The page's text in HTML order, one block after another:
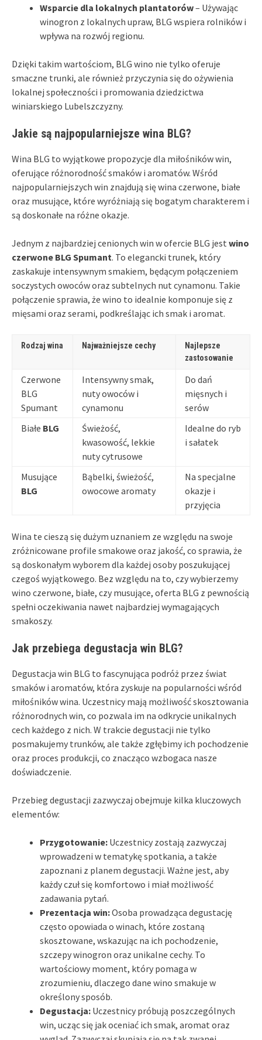
Wsparcie dla lokalnych plantatorów– Używając
winogron z lokalnych upraw, BLG wspiera rolników i
wpływa na rozwój regionu.
Dzięki takim wartościom, BLG wino nie tylko oferuje
smaczne trunki, ale również przyczynia się do ożywienia
lokalnej społeczności i promowania dziedzictwa
winiarskiego Lubelszczyzny.
Jakie są najpopularniejsze wina BLG?
Wina BLG to wyjątkowe propozycje dla miłośników win,
oferujące różnorodność smaków i aromatów. Wśród
najpopularniejszych win znajdują się wina czerwone, białe
oraz musujące, które wyróżniają się bogatym charakterem i
są doskonałe na różne okazje.
Jednym z najbardziej cenionych win w ofercie BLG jest wino
czerwone BLG Spumant. To elegancki trunek, który
zaskakuje intensywnym smakiem, będącym połączeniem
soczystych owoców oraz subtelnych nut cynamonu. Takie
połączenie sprawia, że wino to idealnie komponuje się z
mięsami oraz serami, podkreślając ich smak i aromat.
Rodzaj wina Najważniejsze cechy
Najlepsze
zastosowanie
Czerwone
BLG
Spumant
Intensywny smak,
nuty owoców i
cynamonu
Do dań
mięsnych i
serów
Białe BLG
Świeżość,
kwasowość, lekkie
nuty cytrusowe
Idealne do ryb
i sałatek
Musujące
BLG
Bąbelki, świeżość,
owocowe aromaty
Na specjalne
okazje i
przyjęcia
Wina te cieszą się dużym uznaniem ze względu na swoje
zróżnicowane profile smakowe oraz jakość, co sprawia, że
są doskonałym wyborem dla każdej osoby poszukującej
czegoś wyjątkowego. Bez względu na to, czy wybierzemy
wino czerwone, białe, czy musujące, oferta BLG z pewnością
spełni oczekiwania nawet najbardziej wymagających
smakoszy.
Jak przebiega degustacja win BLG?
Degustacja win BLG to fascynująca podróż przez świat
smaków i aromatów, która zyskuje na popularności wśród
miłośników wina. Uczestnicy mają możliwość skosztowania
różnorodnych win, co pozwala im na odkrycie unikalnych
cech każdego z nich. W trakcie degustacji nie tylko
posmakujemy trunków, ale także zgłębimy ich pochodzenie
oraz proces produkcji, co znacząco wzbogaca nasze
doświadczenie.
Przebieg degustacji zazwyczaj obejmuje kilka kluczowych
elementów:
Przygotowanie: Uczestnicy zostają zazwyczaj
wprowadzeni w tematykę spotkania, a także
zapoznani z planem degustacji. Ważne jest, aby
każdy czuł się komfortowo i miał możliwość
zadawania pytań.
Prezentacja win:Osoba prowadząca degustację
często opowiada o winach, które zostaną
skosztowane, wskazując na ich pochodzenie,
szczepy winogron oraz unikalne cechy. To
wartościowy moment, który pomaga w
zrozumieniu, dlaczego dane wino smakuje w
określony sposób.
Degustacja: Uczestnicy próbują poszczególnych
win, ucząc się jak oceniać ich smak, aromat oraz